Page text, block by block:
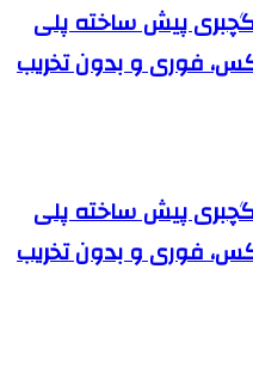
گچبری پیش ساخته پلی
فوری و بدون تخریب
گچبری پیش ساخته پلی
فوری و بدون تخریب